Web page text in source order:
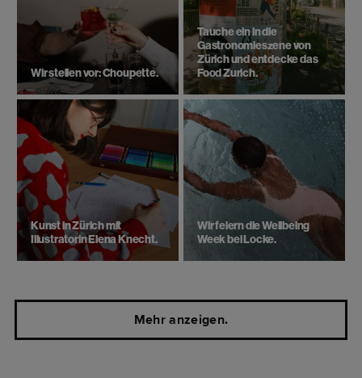
Wir stellen vor: Choupette.
Tauche ein in die
Gastronomieszene von
Zürich und entdecke das
Food Zurich.
Kunst in Zürich mit
Illustratorin Elena Knecht.
Wir feiern die Wellbeing
Week bei Locke.
Mehr anzeigen.